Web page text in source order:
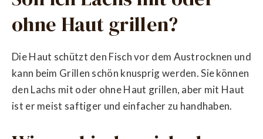
ohne Haut grillen?
Die Haut schützt den Fisch vor dem Austrocknen und
kann beim Grillen schön knusprig werden. Sie können
den Lachs mit oder ohne Haut grillen, aber mit Haut
ist er meist saftiger und einfacher zu handhaben.